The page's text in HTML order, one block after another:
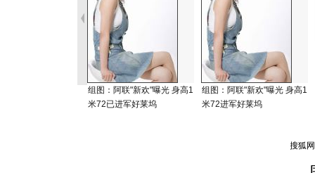
组图：阿联"新欢"曝光 身高1
米72已进军好莱坞
组图：阿联"新欢"曝光 身高1
米72进军好莱坞